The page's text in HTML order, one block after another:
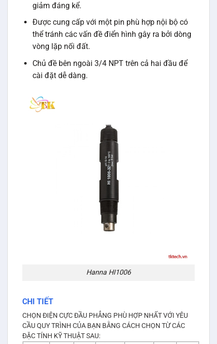
giảm đáng kể.
Được cung cấp với một pin phù hợp nội bộ có
thể tránh các vấn đề điển hình gây ra bởi dòng
vòng lặp nối đất.
Chủ đề bên ngoài 3/4 NPT trên cả hai đầu để
cài đặt dễ dàng.
Hanna HI1006
CHI TIẾT
CHỌN ĐIỆN CỰC ĐẦU PHẲNG PHÙ HỢP NHẤT VỚI YÊU
CẦU QUY TRÌNH CỦA BẠN BẰNG CÁCH CHỌN TỪ CÁC
ĐẶC TÍNH KỸ THUẬT SAU: